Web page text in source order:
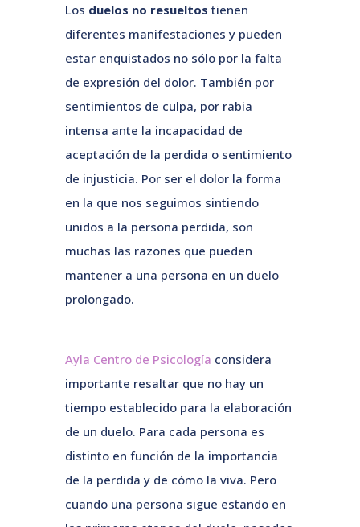
Los duelos no resueltos tienen
diferentes manifestaciones y pueden
estar enquistados no sólo por la falta
de expresión del dolor. También por
sentimientos de culpa, por rabia
intensa ante la incapacidad de
aceptación de la perdida o sentimiento
de injusticia. Por ser el dolor la forma
en la que nos seguimos sintiendo
unidos a la persona perdida, son
muchas las razones que pueden
mantener a una persona en un duelo
prolongado.
Ayla Centro de Psicología considera
importante resaltar que no hay un
tiempo establecido para la elaboración
de un duelo. Para cada persona es
distinto en función de la importancia
de la perdida y de cómo la viva. Pero
cuando una persona sigue estando en